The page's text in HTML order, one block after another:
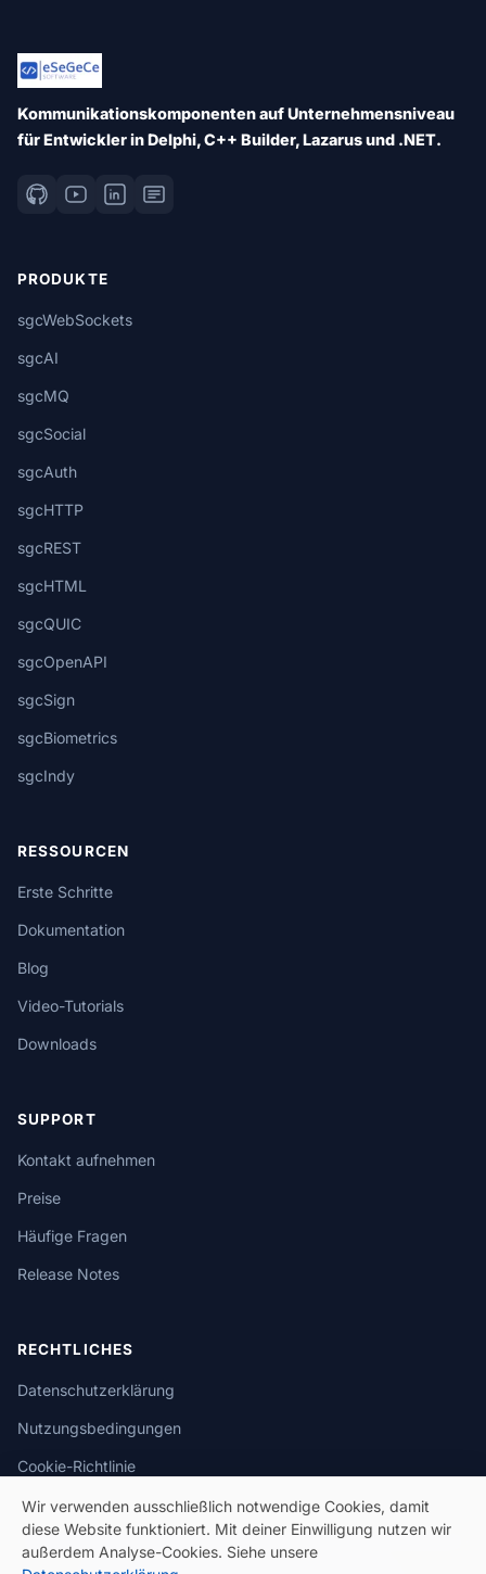
Kommunikationskomponenten auf Unternehmensniveau
für Entwickler in Delphi, C++ Builder, Lazarus und .NET.
PRODUKTE
sgcWebSockets
sgcAI
sgcMQ
sgcSocial
sgcAuth
sgcHTTP
sgcREST
sgcHTML
sgcQUIC
sgcOpenAPI
sgcSign
sgcBiometrics
sgcIndy
RESSOURCEN
Erste Schritte
Dokumentation
Blog
Video-Tutorials
Downloads
SUPPORT
Kontakt aufnehmen
Preise
Häufige Fragen
Release Notes
RECHTLICHES
Datenschutzerklärung
Nutzungsbedingungen
Cookie-Richtlinie
Wir verwenden ausschließlich notwendige Cookies, damit
diese Website funktioniert. Mit deiner Einwilligung nutzen wir
außerdem Analyse-Cookies. Siehe unsere